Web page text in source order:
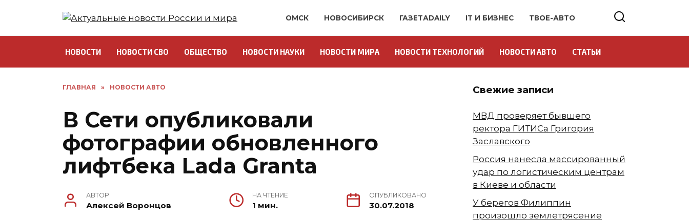
ОМСК НОВОСИБИРСК ГАЗЕТАDAILY IT И БИЗНЕС ТВОЕ-АВТО
НОВОСТИ НОВОСТИ СВО ОБЩЕСТВО НОВОСТИ НАУКИ НОВОСТИ МИРА НОВОСТИ ТЕХНОЛОГИЙ НОВОСТИ АВТО СТАТЬИ
ГЛАВНАЯ » НОВОСТИ АВТО
В Сети опубликовали
фотографии обновленного
лифтбека Lada Granta
АВТОР
Алексей Воронцов
НА ЧТЕНИЕ
1 мин.
ОПУБЛИКОВАНО
30.07.2018
Свежие записи
МВД проверяет бывшего
ректора ГИТИСа Григория
Заславского
Россия нанесла массированный
удар по логистическим центрам
в Киеве и области
У берегов Филиппин
произошло землетрясение